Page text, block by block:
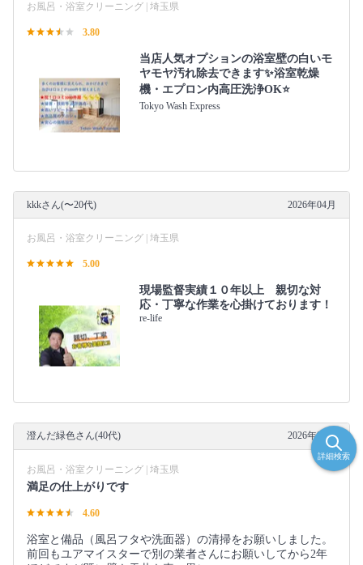
お風呂・浴室クリーニング | 埼玉県
3.80
当店人気オプションの浴室壁の白いモ
ヤモヤ汚れ除去できます✨浴室乾燥
機・エプロン内高圧洗浄OK⭐️
Tokyo Wash Express
kkkさん(〜20代) 2026年04月
お風呂・浴室クリーニング | 埼玉県
5.00
現場監督実績１０年以上 親切な対
応・丁寧な作業を心掛けております！
re-life
澄んだ緑色さん(40代) 2026年03月
お風呂・浴室クリーニング | 埼玉県
満足の仕上がりです
4.60
浴室と備品（風呂フタや洗面器）の清掃をお願いしました。
前回もユアマイスターで別の業者さんにお願いしてから2年
詳細検索